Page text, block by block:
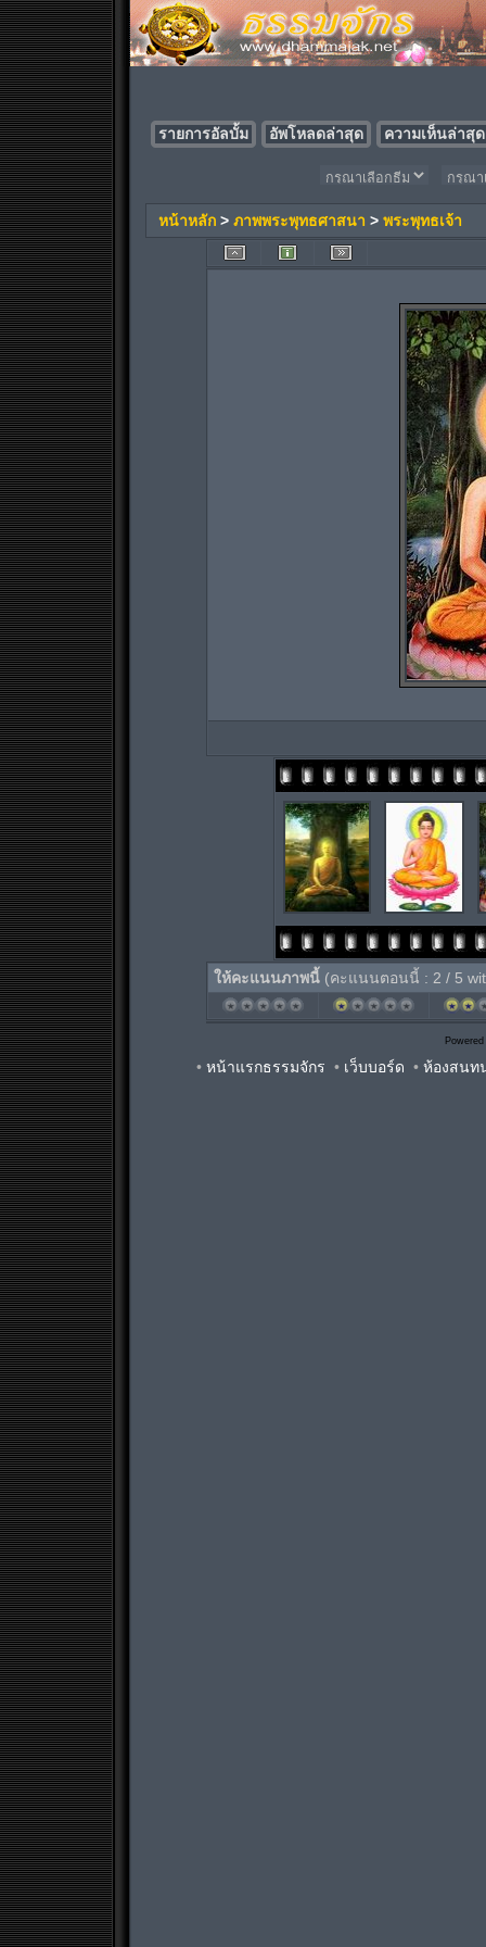
รายการอัลบั้ม อัพโหลดล่าสุด ความเห็นล่าสุด
หน้าหลัก> ภาพพระพุทธศาสนา > พระพุทธเจ้า
ให้คะแนนภาพนี้ (คะแนนตอนนี้ : 2 / 5
• หน้าแรกธรรมจักร • เว็บบอร์ด • ห้องสนท